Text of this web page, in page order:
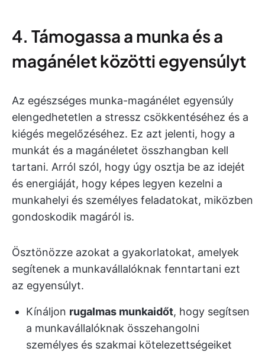
4. Támogassa a munka és a
magánélet közötti egyensúlyt
Az egészséges munka-magánélet egyensúly
elengedhetetlen a stressz csökkentéséhez és a
kiégés megelőzéséhez. Ez azt jelenti, hogy a
munkát és a magánéletet összhangban kell
tartani. Arról szól, hogy úgy osztja be az idejét
és energiáját, hogy képes legyen kezelni a
munkahelyi és személyes feladatokat, miközben
gondoskodik magáról is.
Ösztönözze azokat a gyakorlatokat, amelyek
segítenek a munkavállalóknak fenntartani ezt
az egyensúlyt.
Kínáljon rugalmas munkaidőt, hogy segítsen
a munkavállalóknak összehangolni
személyes és szakmai kötelezettségeiket